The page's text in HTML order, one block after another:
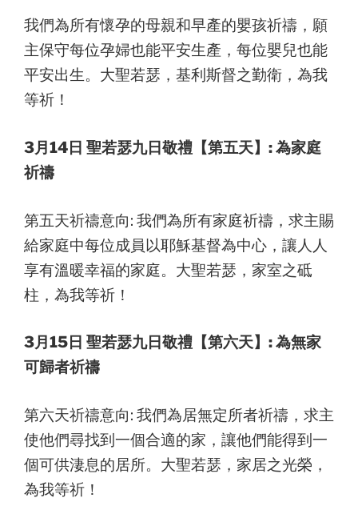
我們為所有懷孕的母親和早產的嬰孩祈禱，願
主保守每位孕婦也能平安生產，每位嬰兒也能
平安出生。大聖若瑟，基利斯督之勤衛，為我
等祈！
3月14日 聖若瑟九日敬禮【第五天】: 為家庭
祈禱
第五天祈禱意向: 我們為所有家庭祈禱，求主賜
給家庭中每位成員以耶穌基督為中心，讓人人
享有溫暖幸福的家庭。大聖若瑟，家室之砥
柱，為我等祈！
3月15日 聖若瑟九日敬禮【第六天】: 為無家
可歸者祈禱
第六天祈禱意向: 我們為居無定所者祈禱，求主
使他們尋找到一個合適的家，讓他們能得到一
個可供淒息的居所。大聖若瑟，家居之光榮，
為我等祈！